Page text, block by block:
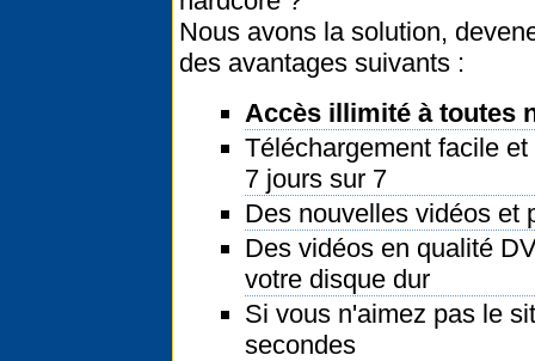
Nous avons la solution,
des avantages suivants :
Accès illimité à toutes
Téléchargement facile
7 jours sur 7
Des nouvelles vidéos et
Des vidéos en qualité
votre disque dur
Si vous n'aimez pas le
secondes